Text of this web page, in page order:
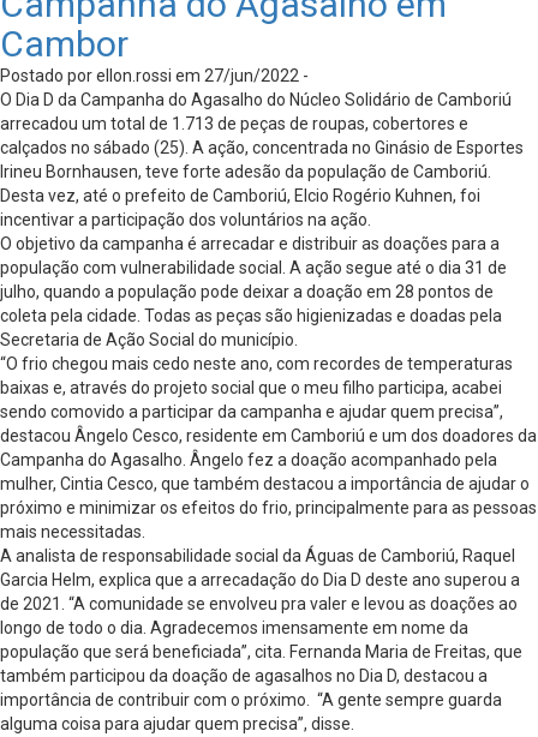
Cambor
Postado por ellon.rossi em 27/jun/2022 -
O Dia D da Campanha do Agasalho do Núcleo Solidário de Camboriú
arrecadou um total de 1.713 de peças de roupas, cobertores e
calçados no sábado (25). A ação, concentrada no Ginásio de Esportes
Irineu Bornhausen, teve forte adesão da população de Camboriú.
Desta vez, até o prefeito de Camboriú, Elcio Rogério Kuhnen, foi
incentivar a participação dos voluntários na ação.
O objetivo da campanha é arrecadar e distribuir as doações para a
população com vulnerabilidade social. A ação segue até o dia 31 de
julho, quando a população pode deixar a doação em 28 pontos de
coleta pela cidade. Todas as peças são higienizadas e doadas pela
Secretaria de Ação Social do município.
“O frio chegou mais cedo neste ano, com recordes de temperaturas
baixas e, através do projeto social que o meu filho participa, acabei
sendo comovido a participar da campanha e ajudar quem precisa”,
destacou Ângelo Cesco, residente em Camboriú e um dos doadores da
Campanha do Agasalho. Ângelo fez a doação acompanhado pela
mulher, Cintia Cesco, que também destacou a importância de ajudar o
próximo e minimizar os efeitos do frio, principalmente para as pessoas
mais necessitadas.
A analista de responsabilidade social da Águas de Camboriú, Raquel
Garcia Helm, explica que a arrecadação do Dia D deste ano superou a
de 2021. “A comunidade se envolveu pra valer e levou as doações ao
longo de todo o dia. Agradecemos imensamente em nome da
população que será beneficiada”, cita. Fernanda Maria de Freitas, que
também participou da doação de agasalhos no Dia D, destacou a
importância de contribuir com o próximo. “A gente sempre guarda
alguma coisa para ajudar quem precisa”, disse.